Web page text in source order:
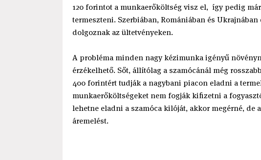
120 forintot a munkaerőköltség visz el, így pedig
termeszteni. Szerbiában, Romániában és
dolgoznak az ültetvényeken.
A probléma minden nagy kézimunka igényű
érzékelhető. Sőt, állítólag a szamócánál még
400 forintért tudják a nagybani piacon eladni a
munkaerőköltségeket nem fogják kifizetni a
lehetne eladni a szamóca kilóját, akkor megérné, de
áremelést.